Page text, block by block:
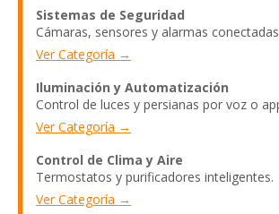
Sistemas de Seguridad
Cámaras, sensores y alarmas
Ver Categoría →
Iluminación y Automatización
Control de luces y persianas por voz o
Ver Categoría →
Control de Clima y Aire
Termostatos y purificadores inteligentes.
Ver Categoría →